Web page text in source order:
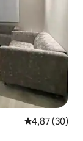
Note
4,87 (30)